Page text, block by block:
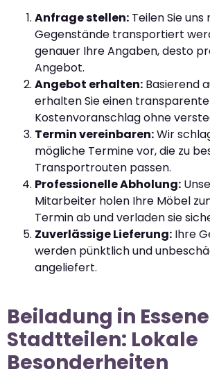
Anfrage stellen: Teilen Sie
Gegenstände transportiert
genauer Ihre Angaben, desto
Angebot.
Angebot erhalten: Basierend
erhalten Sie einen
Kostenvoranschlag ohne
Termin vereinbaren:Wir
mögliche Termine vor, die zu
Transportrouten passen.
Professionelle Abholung:
Mitarbeiter holen Ihre Möbel
Termin ab und verladen sie
Zuverlässige Lieferung: Ihre
werden pünktlich und
angeliefert.
Beiladung in
Stadtteilen: Lokale
Besonderheiten